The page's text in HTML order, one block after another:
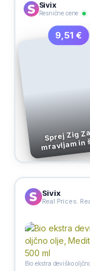
Sivix
Resnične cene
9,51 €
Sprej Zig
mravljam in
600
Sivix
Real Prices.